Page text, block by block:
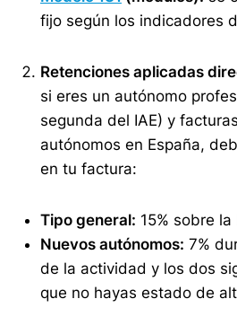
fijo según los indicadores
Retenciones aplicadas
si eres un autónomo
segunda del IAE) y
autónomos en España,
en tu factura:
Tipo general: 15% sobre
Nuevos autónomos: 7%
de la actividad y los dos
que no hayas estado de